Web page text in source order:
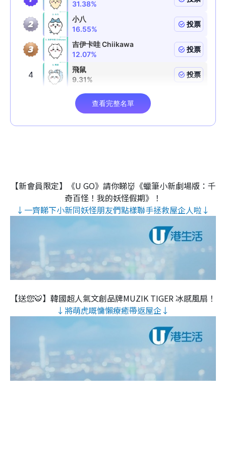
【新會員限定】《U GO》請你睇👹《蠟筆小新劇場版：千
奇百怪！我的妖怪假期》！
↓一齊睇下小新同妖怪朋友們點樣聯手拯救屋企人啦↓
【送您🐯】韓國超人氣文創品牌MUZIK TIGER 冰感風扇！
↓將萌虎嘅慵懶療癒帶返屋企↓